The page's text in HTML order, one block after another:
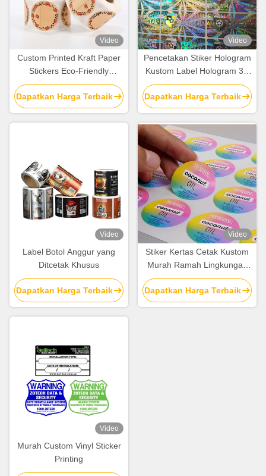
Video
Custom Printed Kraft Paper
Stickers Eco-Friendly
Custom Logo Stickers
Produsen
Dapatkan Harga Terbaik
Video
Pencetakan Stiker Hologram
Kustom Label Hologram 3D
Dengan Desain Tidak Dapat
Dipindahkan
Dapatkan Harga Terbaik
Video
Label Botol Anggur yang
Ditcetak Khusus
Dapatkan Harga Terbaik
Video
Stiker Kertas Cetak Kustom
Murah Ramah Lingkungan
Label Perekat Diri Stiker
Bisnis
Dapatkan Harga Terbaik
Video
Murah Custom Vinyl Sticker
Printing